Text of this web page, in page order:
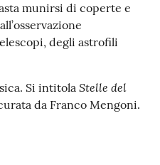
munirsi di coperte e
degli astrofili
Si intitola Stelle del
da Franco Mengoni.